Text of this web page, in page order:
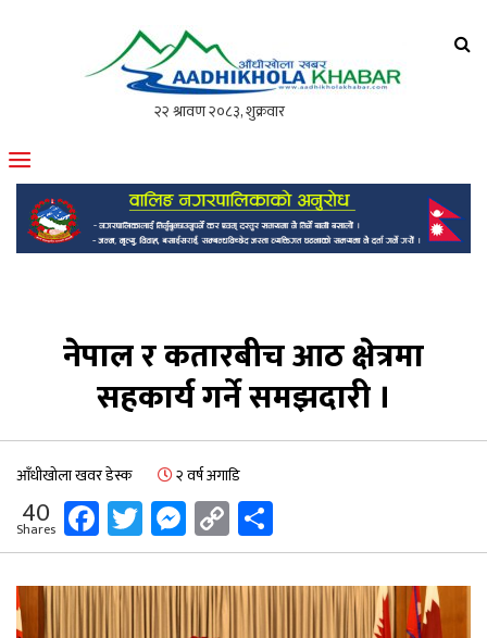
मोफसलकै लोकप्रिय अनलाइन पत्रिका
नेपाल र कतारबीच आठ क्षेत्रमा
सहकार्य गर्ने समझदारी ।
आँधीखोला खवर डेस्क २ वर्ष अगाडि
40
Shares Facebook
Twitter
Messenger
Copy
Link